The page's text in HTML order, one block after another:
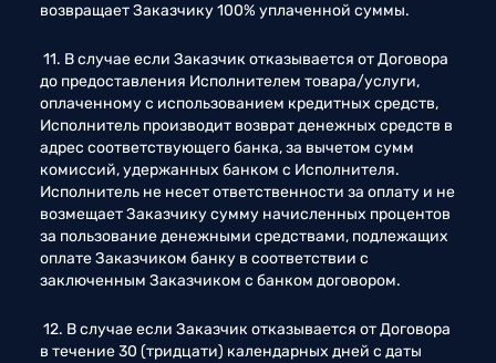
возвращает Заказчику 100% уплаченной суммы.
до предоставления Исполнителем товара/услуги,
оплаченному с использованием кредитных средств,
Исполнитель производит возврат денежных средств в
адрес соответствующего банка, за вычетом сумм
комиссий, удержанных банком с Исполнителя.
Исполнитель не несет ответственности за оплату и не
возмещает Заказчику сумму начисленных процентов
за пользование денежными средствами, подлежащих
оплате Заказчиком банку в соответствии с
заключенным Заказчиком с банком договором.
в течение 30 (тридцати) календарных дней с даты